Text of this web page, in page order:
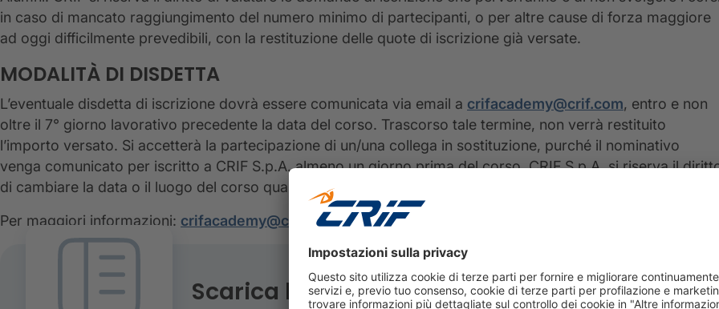
in caso di mancato raggiungimento del numero minimo di partecipanti, o per altre cause di forza maggiore
ad oggi difficilmente prevedibili, con la restituzione delle quote di iscrizione già versate.
MODALITÀ DI DISDETTA
L’eventuale disdetta di iscrizione dovrà essere comunicata via email a crifacademy@crif.com, entro e non
oltre il 7° giorno lavorativo precedente la data del corso. Trascorso tale termine, non verrà restituito
l’importo versato. Si accetterà la partecipazione di un/una collega in sostituzione, purché il nominativo
venga comunicato per iscritto a CRIF S.p.A. almeno un giorno prima del corso. CRIF S.p.A. si riserva il
di cambiare la data o il luogo del corso qualora si verificassero circostanze indipendenti o imprevedibili.
Per maggiori informazioni: crifacademy@crif.com- Tel. 051.4176238
Scarica l'agenda completa